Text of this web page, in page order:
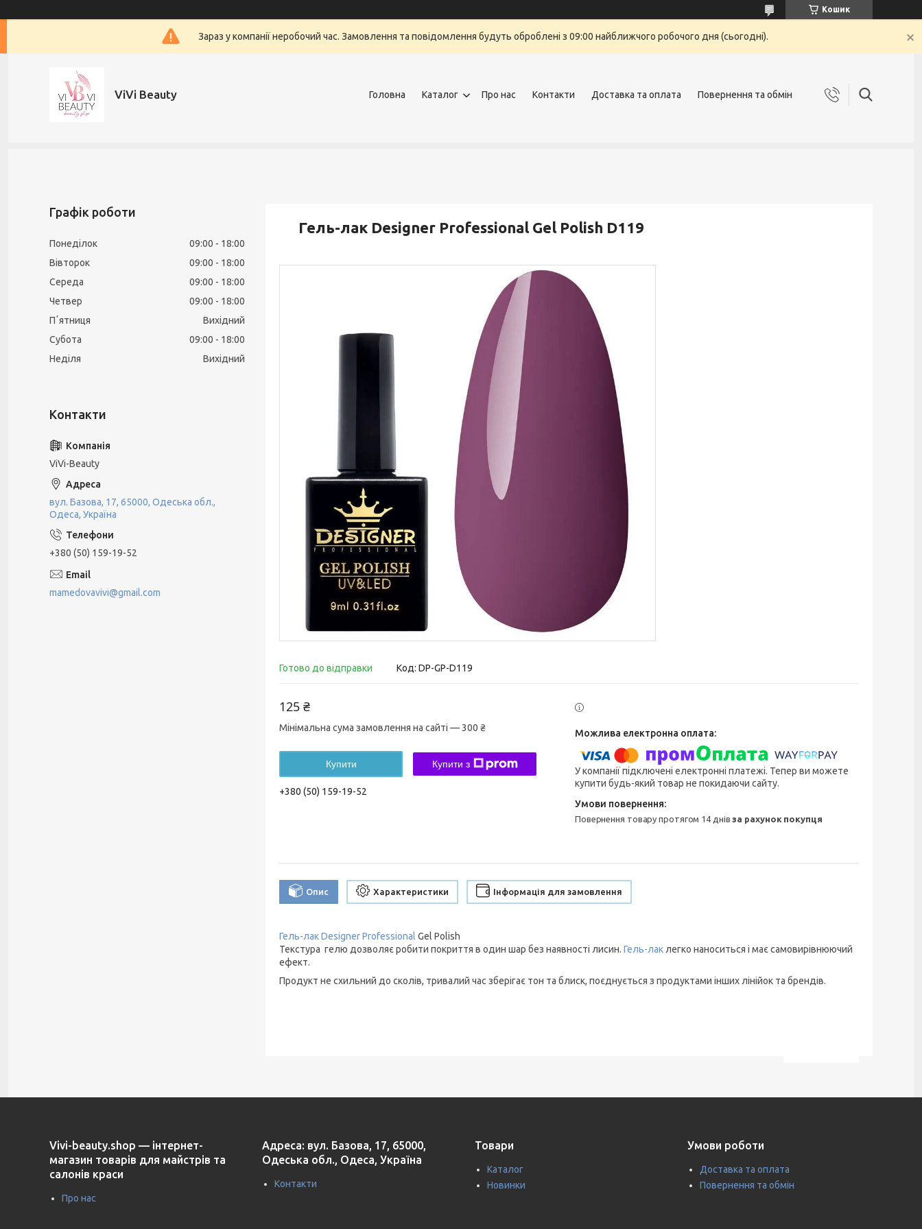
Кошик
Зараз у компанії неробочий час. Замовлення та повідомлення будуть оброблені з 09:00 найближчого робочого дня (сьогодні).
ViVi Beauty Головна Каталог Про нас Контакти Доставка та оплата Повернення та обмін
Гель-лак Designer Professional Gel Polish D119
Готово до відправки Код: DP-GP-D119
125 ₴
Мінімальна сума замовлення на сайті — 300 ₴
Купити Купити з
+380 (50) 159-19-52
У компанії підключені електронні платежі. Тепер ви можете
купити будь-який товар не покидаючи сайту.
повернення товару протягом 14 днівза рахунок покупця
Опис Характеристики Інформація для замовлення
Гель-лак Designer Professional Gel Polish
Текстура гелю дозволяє робити покриття в один шар без наявності лисин. Гель-лаклегко наноситься і має самовирівнюючий
ефект.
Продукт не схильний до сколів, тривалий час зберігає тон та блиск, поєднується з продуктами інших лінійок та брендів.
Графік роботи
Понеділок 09:00
18:00
Вівторок
09:00
18:00
Середа
09:00
18:00
Четвер
09:00
18:00
Пʼятниця
Вихідний
Субота
09:00
18:00
Неділя
Вихідний
ViVi-Beauty
вул. Базова, 17, 65000, Одеська обл.,
Одеса, Україна
+380 (50) 159-19-52
mamedovavivi@gmail.com
Vivi-beauty.shop — інтернет-
магазин товарів для майстрів та
салонів краси
Про нас
Адреса: вул. Базова, 17, 65000,
Одеська обл., Одеса, Україна
Контакти
Товари
Каталог
Новинки
Умови роботи
Доставка та оплата
Повернення та обмін